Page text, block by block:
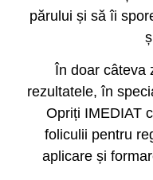
părului și să îi
În doar câteva
rezultatele, în
Opriți IMEDIAT
foliculii pentru
aplicare și